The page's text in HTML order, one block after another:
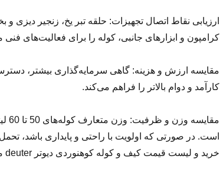
ارزیابی نقاط اتصال تجهیزات: حلقه تبر یخ، زنجیر دیزی
کرامپون و ابزارهای جانبی، کوله را برای فعالیت‌های
مقایسه ارزش و هزینه: گاهی سرمایه‌گذاری بیشتر،
کارآمد و دوام بالاتر را فراهم می‌کند.
است. در صورتی که اولویت با راحتی و پایداری باشد،
خرید و لیست قیمت کیف و کوله کوهنوردی دیوتر deuter مشاهده بیشتر